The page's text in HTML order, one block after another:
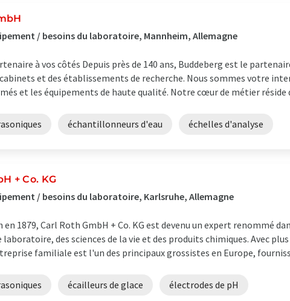
/ besoins du laboratoire, Mannheim, Allemagne
à vos côtés Depuis près de 140 ans, Buddeberg est le
et des établissements de recherche. Nous sommes votre
et les équipements de haute qualité. Notre cœur de métier réside
échantillonneurs d'eau échelles d'analyse
+ Co. KG
/ besoins du laboratoire, Karlsruhe, Allemagne
en 1879, Carl Roth GmbH + Co. KG est devenu un expert renommé
des sciences de la vie et des produits chimiques. Avec plus
familiale est l'un des principaux grossistes en Europe,
écailleurs de glace électrodes de pH